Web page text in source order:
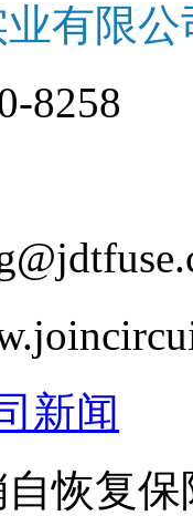
有限公
8258
新闻
恢复保